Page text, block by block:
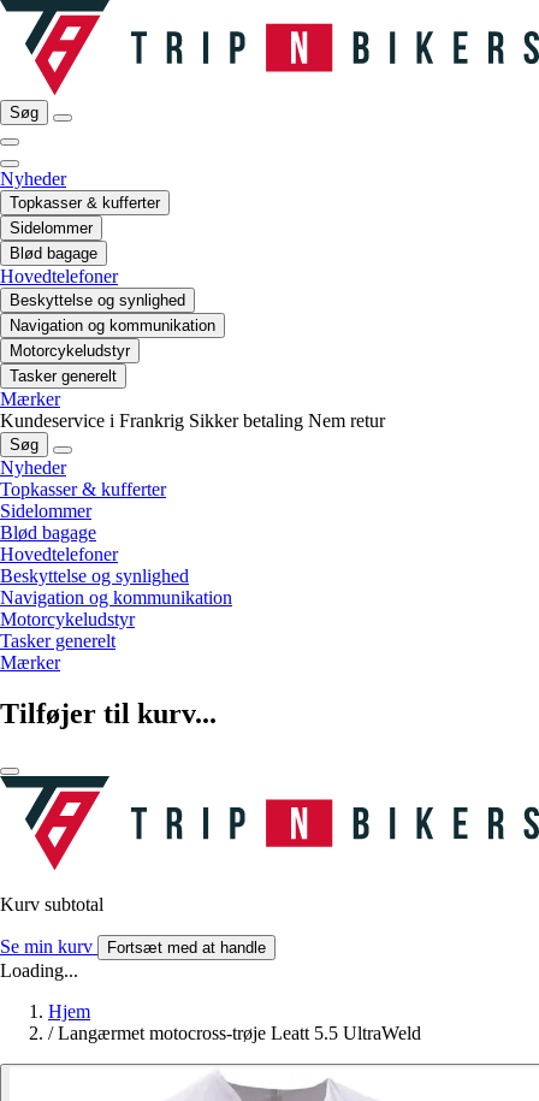
Søg
Nyheder
Topkasser & kufferter
Sidelommer
Blød bagage
Hovedtelefoner
Beskyttelse og synlighed
Navigation og kommunikation
Motorcykeludstyr
Tasker generelt
Mærker
Kundeservice i Frankrig Sikker betaling Nem retur
Søg
Nyheder
Topkasser & kufferter
Sidelommer
Blød bagage
Hovedtelefoner
Beskyttelse og synlighed
Navigation og kommunikation
Motorcykeludstyr
Tasker generelt
Mærker
Tilføjer til kurv...
Kurv subtotal
Se min kurv Fortsæt med at handle
Loading...
Hjem
/ Langærmet motocross-trøje Leatt 5.5 UltraWeld